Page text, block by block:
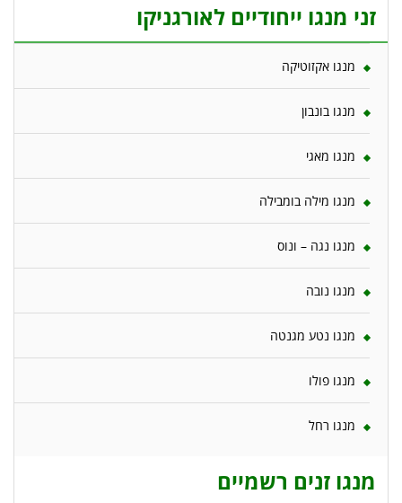
זני מנגו ייחודיים לאורגניקו
מנגו אקזוטיקה
מנגו בונבון
מנגו מאגי
מנגו מילה בומבילה
מנגו נגה – ונוס
מנגו נובה
מנגו נטע מגנטה
מנגו פולו
מנגו רחל
מנגו זנים רשמיים